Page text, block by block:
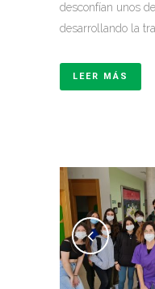
desconfían unos
desarrollando la
LEER MÁS